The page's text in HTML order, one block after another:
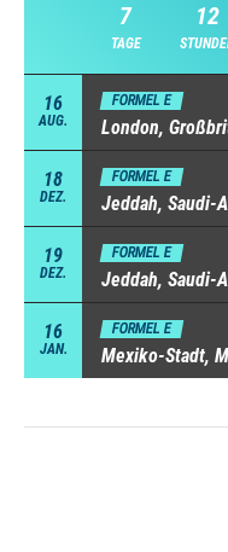
7
TAGE
12
16
AUG.
FORMEL E
London,
18
DEZ.
FORMEL E
Jeddah, Saudi-
19
DEZ.
FORMEL E
Jeddah, Saudi-
16
JAN.
FORMEL E
Mexiko-Stadt,